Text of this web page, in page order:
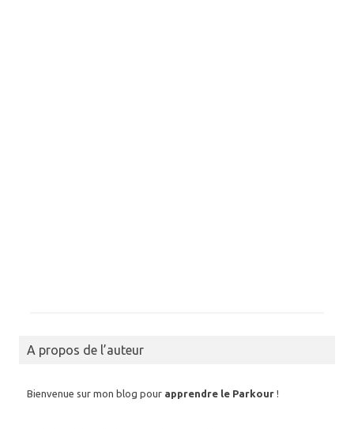
A propos de l’auteur
Bienvenue sur mon blog pour apprendre le Parkour !